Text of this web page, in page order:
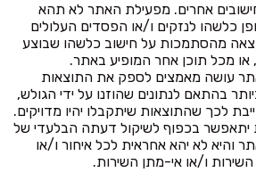
אחרים. מפעילת האתר לא תהא
כלשהו לנזקים ו/או הפסדים העלולים
מהסתמכות על חישוב כלשהו שבוצע
או מכל תוכן אחר המופיע באתר.
עושה מאמצים לספק את התוצאות
בהתאם לנתונים שהוזנו על ידי הגולש,
לכך שהתוצאות שיתקבלו יהיו מדויקים.
יתאפשר בכפוף לשיקול דעתה הבלעדי של
והיא לא יהא אחראית לכל איחור ו/או
ו/או אי-מתן השירות.